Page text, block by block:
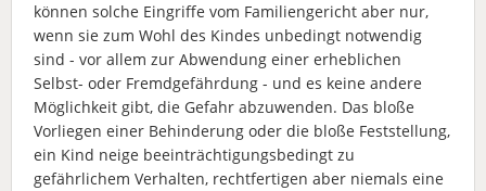
können solche Eingriffe vom Familiengericht aber nur,
wenn sie zum Wohl des Kindes unbedingt notwendig
sind - vor allem zur Abwendung einer erheblichen
Selbst- oder Fremdgefährdung - und es keine andere
Möglichkeit gibt, die Gefahr abzuwenden. Das bloße
Vorliegen einer Behinderung oder die bloße Feststellung,
ein Kind neige beeinträchtigungsbedingt zu
gefährlichem Verhalten, rechtfertigen aber niemals eine